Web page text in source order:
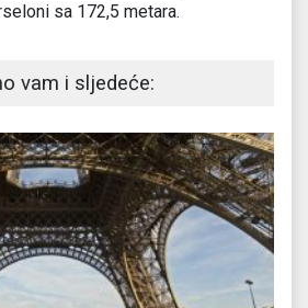
sa 172,5 metara.
vam i sljedeće: